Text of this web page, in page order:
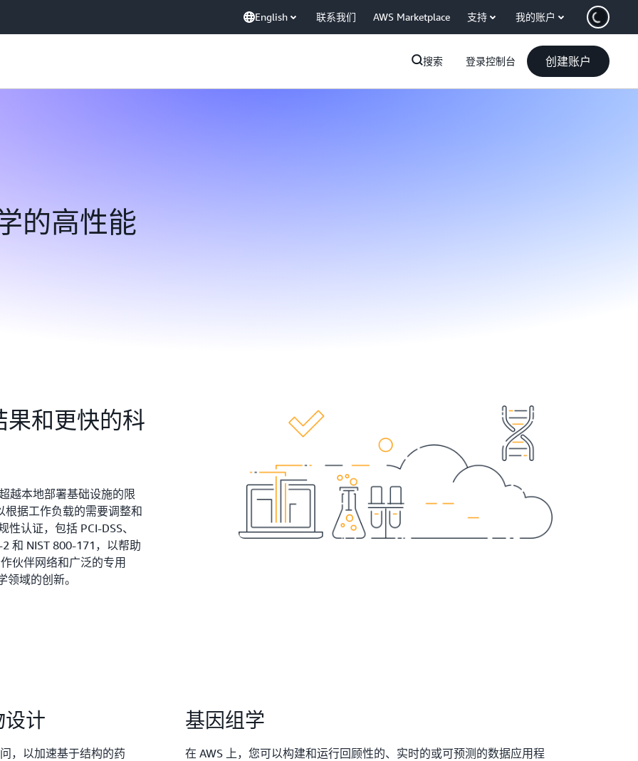
English 联系我们 AWS Marketplace 支持 我的账户
搜索 登录控制台 创建账户
的高性能
果和更快的科
越本地部署基础设施的限
据工作负载的需要调整和
认证，包括 PCI-DSS、
2 和 NIST 800-171，以帮助
伙伴网络和广泛的专用
域的创新。
设计
，以加速基于结构的药
基因组学
在 AWS 上，您可以构建和运行回顾性的、实时的或可预测的数据应用程